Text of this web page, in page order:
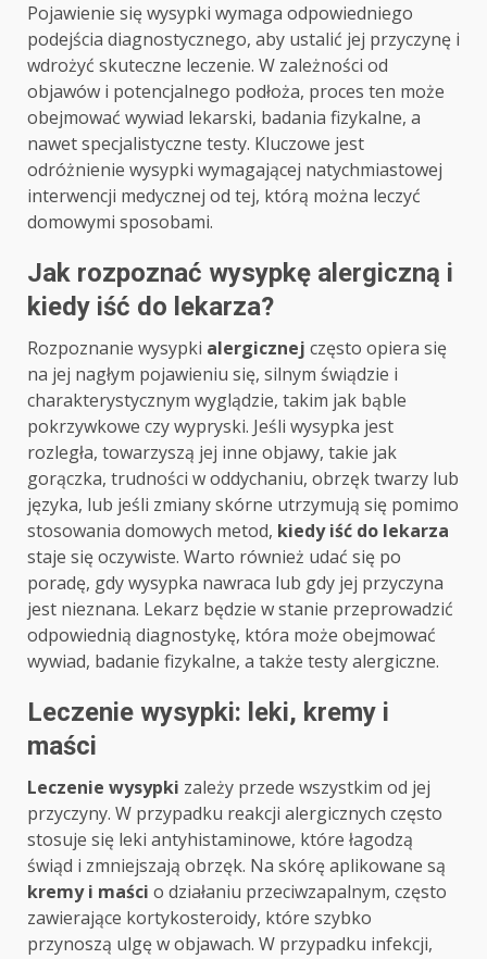
Pojawienie się wysypki wymaga odpowiedniego
podejścia diagnostycznego, aby ustalić jej przyczynę i
wdrożyć skuteczne leczenie. W zależności od
objawów i potencjalnego podłoża, proces ten może
obejmować wywiad lekarski, badania fizykalne, a
nawet specjalistyczne testy. Kluczowe jest
odróżnienie wysypki wymagającej natychmiastowej
interwencji medycznej od tej, którą można leczyć
domowymi sposobami.
Jak rozpoznać wysypkę alergiczną i
kiedy iść do lekarza?
Rozpoznanie wysypki alergicznej często opiera się
na jej nagłym pojawieniu się, silnym świądzie i
charakterystycznym wyglądzie, takim jak bąble
pokrzywkowe czy wypryski. Jeśli wysypka jest
rozległa, towarzyszą jej inne objawy, takie jak
gorączka, trudności w oddychaniu, obrzęk twarzy lub
języka, lub jeśli zmiany skórne utrzymują się pomimo
stosowania domowych metod, kiedy iść do lekarza
staje się oczywiste. Warto również udać się po
poradę, gdy wysypka nawraca lub gdy jej przyczyna
jest nieznana. Lekarz będzie w stanie przeprowadzić
odpowiednią diagnostykę, która może obejmować
wywiad, badanie fizykalne, a także testy alergiczne.
Leczenie wysypki: leki, kremy i
maści
Leczenie wysypki zależy przede wszystkim od jej
przyczyny. W przypadku reakcji alergicznych często
stosuje się leki antyhistaminowe, które łagodzą
świąd i zmniejszają obrzęk. Na skórę aplikowane są
kremy i maści o działaniu przeciwzapalnym, często
zawierające kortykosteroidy, które szybko
przynoszą ulgę w objawach. W przypadku infekcji,